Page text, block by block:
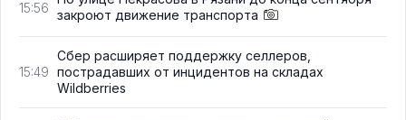
15:56
закроют движение транспорта
15:49
Сбер расширяет поддержку селлеров,
пострадавших от инцидентов на складах
Wildberries